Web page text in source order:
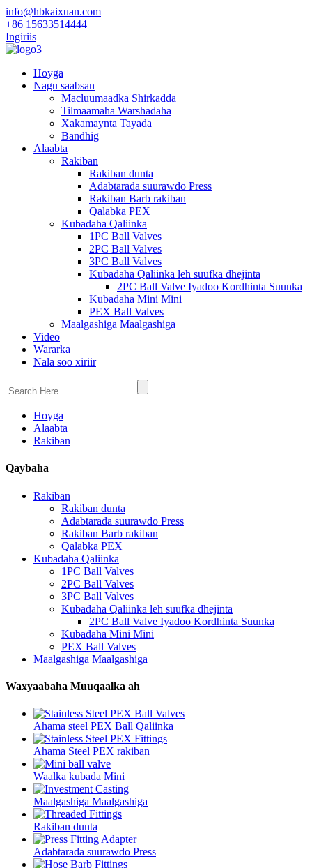
info@hbkaixuan.com
+86 15633514444
Ingiriis
Hoyga
Nagu saabsan
Macluumaadka Shirkadda
Tilmaamaha Warshadaha
Xakamaynta Tayada
Bandhig
Alaabta
Rakiban
Rakiban dunta
Adabtarada suurawdo Press
Rakiban Barb rakiban
Qalabka PEX
Kubadaha Qaliinka
1PC Ball Valves
2PC Ball Valves
3PC Ball Valves
Kubadaha Qaliinka leh suufka dhejinta
2PC Ball Valve Iyadoo Kordhinta Suunka
Kubadaha Mini Mini
PEX Ball Valves
Maalgashiga Maalgashiga
Video
Wararka
Nala soo xiriir
Hoyga
Alaabta
Rakiban
Qaybaha
Rakiban
Rakiban dunta
Adabtarada suurawdo Press
Rakiban Barb rakiban
Qalabka PEX
Kubadaha Qaliinka
1PC Ball Valves
2PC Ball Valves
3PC Ball Valves
Kubadaha Qaliinka leh suufka dhejinta
2PC Ball Valve Iyadoo Kordhinta Suunka
Kubadaha Mini Mini
PEX Ball Valves
Maalgashiga Maalgashiga
Waxyaabaha Muuqaalka ah
Ahama steel PEX Ball Qaliinka
Ahama Steel PEX rakiban
Waalka kubada Mini
Maalgashiga Maalgashiga
Rakiban dunta
Adabtarada suurawdo Press